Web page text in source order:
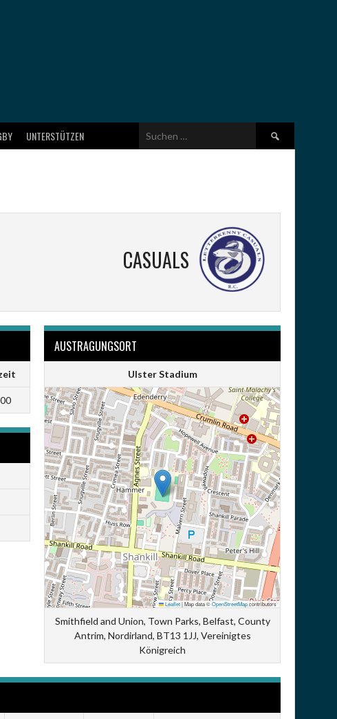
UNTERSTÜTZEN
Suchen
nach:
CASUALS
AUSTRAGUNGSORT
Ulster Stadium
Leaflet|Map data ©OpenStreetMapcontributors
Smithfield and Union, Town Parks, Belfast, County
Antrim, Nordirland, BT13 1JJ, Vereinigtes
Königreich